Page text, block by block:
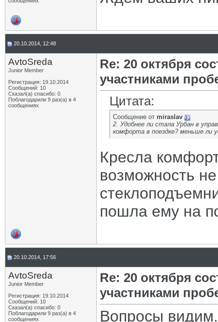
20.10.2014, 12:48
AvtoSreda
Junior Member
Регистрация: 19.10.2014
Сообщений: 10
Сказал(а) спасибо: 0
Поблагодарили 9 раз(а) в 4
сообщениях
Re: 20 октября
участниками
Цитата:
Сообщение от miraslav
2. Удобнее ли стала Урбан в
комфорта в поездке? меньше ли
Кресла
возможность
пошла ему на
20.10.2014, 17:56
AvtoSreda
Junior Member
Регистрация: 19.10.2014
Сообщений: 10
Сказал(а) спасибо: 0
Поблагодарили 9 раз(а) в 4
сообщениях
Re: 20 октября
участниками
Вопросы